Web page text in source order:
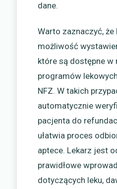
dane.
Warto zaznaczyć,
możliwość
które są dostępne w
programów
NFZ. W takich
automatycznie
pacjenta do
ułatwia proces
aptece. Lekarz jest
prawidłowe
dotyczących leku,